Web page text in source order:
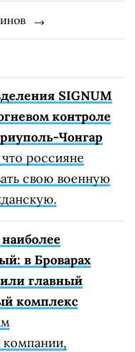
SIGNUM
контроле
Чонгар
россияне
свою военную
в Броварах
главный
комплекс
компании,